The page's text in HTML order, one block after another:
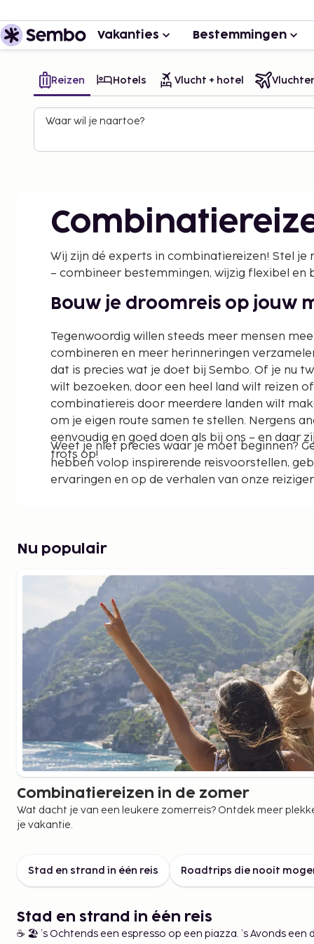
Vakanties Bestemmingen
Reizen Hotels Vlucht + hotel
Waar wil je naartoe?
Wij zijn dé experts in combinatiereizen! Stel je
– combineer bestemmingen, wijzig flexibel en
Bouw je droomreis op jouw
Tegenwoordig willen steeds meer mensen
combineren en meer herinneringen
dat is precies wat je doet bij Sembo. Of je nu
wilt bezoeken, door een heel land wilt reizen
combinatiereis door meerdere landen wilt
om je eigen route samen te stellen. Nergens
eenvoudig en goed doen als bij ons – en daar
trots op!
Weet je niet precies waar je moet beginnen?
hebben volop inspirerende reisvoorstellen,
ervaringen en op de verhalen van onze
Wat is een combinatiereis?
Een combinatiereis betekent dat je tijdens
meer bestemmingen reist. Dat kan zijn:
meerdere steden in hetzelfde land
meerdere landen in één en dezelfde reis
een stedentrip gecombineerd met strand
roadtrips en autorondreizen
verschillende accommodaties binnen
Of precies wat jij zelf bedenkt – dat is het
Wat zijn de voordelen van
combinatiereizen?
Je beleeft meer
Je reist flexibel
Nu populair
Combinatiereizen in de zomer
Wat dacht je van een leukere zomerreis? Ontdek meer
je vakantie.
Stad en strand in één reis Roadtrips die nooit
Stad en strand in één reis
☕ 🏖️ ’s Ochtends een espresso op een piazza. ’s Avonds